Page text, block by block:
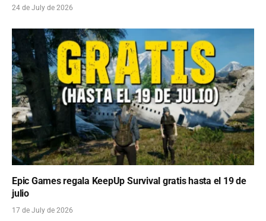
24 de July de 2026
Epic Games regala KeepUp Survival gratis hasta el 19 de
julio
17 de July de 2026